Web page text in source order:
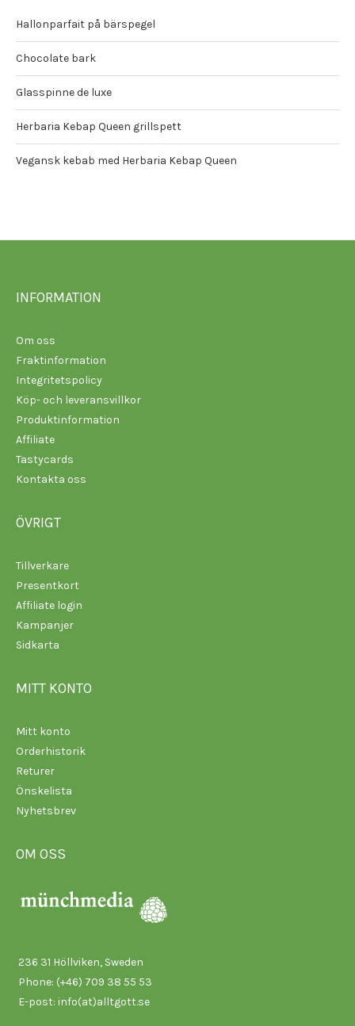
Hallonparfait på bärspegel
Chocolate bark
Glasspinne de luxe
Herbaria Kebap Queen grillspett
Vegansk kebab med Herbaria Kebap Queen
INFORMATION
Om oss
Fraktinformation
Integritetspolicy
Köp- och leveransvillkor
Produktinformation
Affiliate
Tastycards
Kontakta oss
ÖVRIGT
Tillverkare
Presentkort
Affiliate login
Kampanjer
Sidkarta
MITT KONTO
Mitt konto
Orderhistorik
Returer
Önskelista
Nyhetsbrev
OM OSS
236 31 Höllviken, Sweden
Phone: (+46) 709 38 55 53
E-post: info(at)alltgott.se